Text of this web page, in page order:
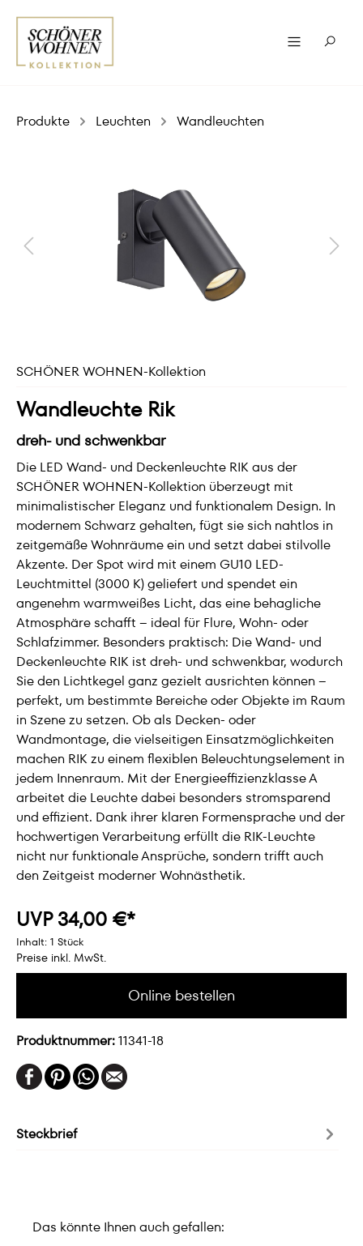
Produkte Leuchten Wandleuchten
SCHÖNER WOHNEN-Kollektion
Wandleuchte Rik
dreh- und schwenkbar
Die LED Wand- und Deckenleuchte RIK aus der
SCHÖNER WOHNEN-Kollektion überzeugt mit
minimalistischer Eleganz und funktionalem Design. In
modernem Schwarz gehalten, fügt sie sich nahtlos in
zeitgemäße Wohnräume ein und setzt dabei stilvolle
Akzente. Der Spot wird mit einem GU10 LED-
Leuchtmittel (3000 K) geliefert und spendet ein
angenehm warmweißes Licht, das eine behagliche
Atmosphäre schafft – ideal für Flure, Wohn- oder
Schlafzimmer. Besonders praktisch: Die Wand- und
Deckenleuchte RIK ist dreh- und schwenkbar, wodurch
Sie den Lichtkegel ganz gezielt ausrichten können –
perfekt, um bestimmte Bereiche oder Objekte im Raum
in Szene zu setzen. Ob als Decken- oder
Wandmontage, die vielseitigen Einsatzmöglichkeiten
machen RIK zu einem flexiblen Beleuchtungselement in
jedem Innenraum. Mit der Energieeffizienzklasse A
arbeitet die Leuchte dabei besonders stromsparend
und effizient. Dank ihrer klaren Formensprache und der
hochwertigen Verarbeitung erfüllt die RIK-Leuchte
nicht nur funktionale Ansprüche, sondern trifft auch
den Zeitgeist moderner Wohnästhetik.
UVP 34,00 €*
Inhalt: 1 Stück
Preise inkl. MwSt.
Online bestellen
Produktnummer:11341-18
Steckbrief
Das könnte Ihnen auch gefallen: